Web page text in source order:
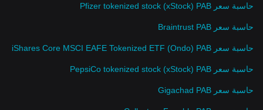
حاسبة سعر Pfizer tokenized stock (xStock) PAB
حاسبة سعر Braintrust PAB
حاسبة سعر iShares Core MSCI EAFE Tokenized ETF (Ondo) PAB
حاسبة سعر PepsiCo tokenized stock (xStock) PAB
حاسبة سعر Gigachad PAB